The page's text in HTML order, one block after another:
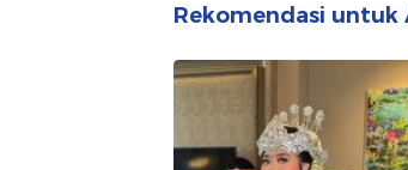
Rekomendasi untuk